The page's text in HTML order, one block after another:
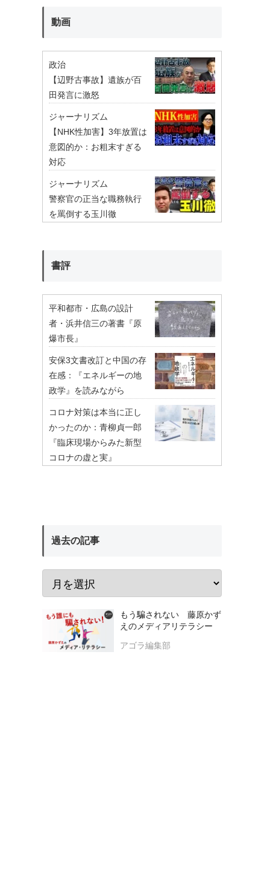
動画
政治
【辺野古事故】遺族が百
田発言に激怒
ジャーナリズム
【NHK性加害】3年放置は
意図的か：お粗末すぎる
対応
ジャーナリズム
警察官の正当な職務執行
を罵倒する玉川徹
書評
平和都市・広島の設計
者・浜井信三の著書『原
爆市長』
安保3文書改訂と中国の存
在感：『エネルギーの地
政学』を読みながら
コロナ対策は本当に正し
かったのか：青柳貞一郎
『臨床現場からみた新型
コロナの虚と実』
過去の記事
もう騙されない 藤原かず
えのメディアリテラシー
アゴラ編集部